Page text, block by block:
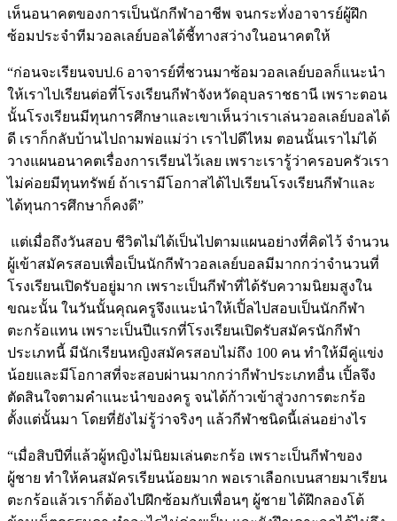
เห็นอนาคตของการเป็นนักกีฬาอาชีพ จนกระทั่งอาจารย์ผู้ฝึก
ซ้อมประจำทีมวอลเลย์บอลได้ชี้ทางสว่างในอนาคตให้
“ก่อนจะเรียนจบป.6 อาจารย์ที่ชวนมาซ้อมวอลเลย์บอลก็แนะนำ
ให้เราไปเรียนต่อที่โรงเรียนกีฬาจังหวัดอุบลราชธานี เพราะตอน
นั้นโรงเรียนมีทุนการศึกษาและเขาเห็นว่าเราเล่นวอลเลย์บอลได้
ดี เราก็กลับบ้านไปถามพ่อแม่ว่า เราไปดีไหม ตอนนั้นเราไม่ได้
วางแผนอนาคตเรื่องการเรียนไว้เลย เพราะเรารู้ว่าครอบครัวเรา
ไม่ค่อยมีทุนทรัพย์ ถ้าเรามีโอกาสได้ไปเรียนโรงเรียนกีฬาและ
ได้ทุนการศึกษาก็คงดี”
แต่เมื่อถึงวันสอบ ชีวิตไม่ได้เป็นไปตามแผนอย่างที่คิดไว้ จำนวน
ผู้เข้าสมัครสอบเพื่อเป็นนักกีฬาวอลเลย์บอลมีมากกว่าจำนวนที่
โรงเรียนเปิดรับอยู่มาก เพราะเป็นกีฬาที่ได้รับความนิยมสูงใน
ขณะนั้น ในวันนั้นคุณครูจึงแนะนำให้เปิ้ลไปสอบเป็นนักกีฬา
ตะกร้อแทน เพราะเป็นปีแรกที่โรงเรียนเปิดรับสมัครนักกีฬา
ประเภทนี้ มีนักเรียนหญิงสมัครสอบไม่ถึง 100 คน ทำให้มีคู่แข่ง
น้อยและมีโอกาสที่จะสอบผ่านมากกว่ากีฬาประเภทอื่น เปิ้ลจึง
ตัดสินใจตามคำแนะนำของครู จนได้ก้าวเข้าสู่วงการตะกร้อ
ตั้งแต่นั้นมา โดยที่ยังไม่รู้ว่าจริงๆ แล้วกีฬาชนิดนี้เล่นอย่างไร
“เมื่อสิบปีที่แล้วผู้หญิงไม่นิยมเล่นตะกร้อ เพราะเป็นกีฬาของ
ผู้ชาย ทำให้คนสมัครเรียนน้อยมาก พอเราเลือกเบนสายมาเรียน
ตะกร้อแล้วเราก็ต้องไปฝึกซ้อมกับเพื่อนๆ ผู้ชาย ได้ฝึกลองโต้